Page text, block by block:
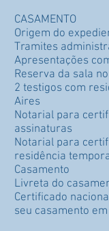
CASAMENTO
Origem do
Tramites
Apresentações
Reserva da sala
2 testigos com
Aires
Notarial para
assinaturas
Notarial para
residência
Casamento
Livreta do
Certificado
seu casamento